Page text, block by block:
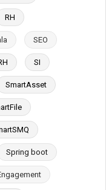
RH
SEO
SI
SmartAsset
Spring boot